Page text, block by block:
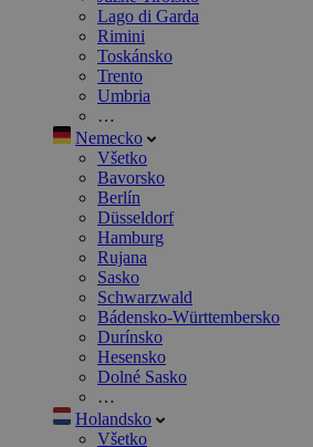
Lago di Garda
Rimini
Toskánsko
Trento
Umbria
…
Nemecko
Všetko
Bavorsko
Berlín
Düsseldorf
Hamburg
Rujana
Sasko
Schwarzwald
Bádensko-Württembersko
Durínsko
Hesensko
Dolné Sasko
…
Holandsko
Všetko